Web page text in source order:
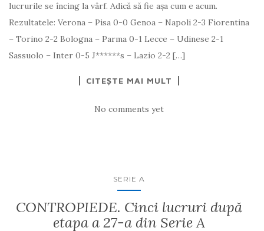
lucrurile se încing la vârf. Adică să fie așa cum e acum.
Rezultatele: Verona – Pisa 0-0 Genoa – Napoli 2-3 Fiorentina
– Torino 2-2 Bologna – Parma 0-1 Lecce – Udinese 2-1
Sassuolo – Inter 0-5 J******s – Lazio 2-2 […]
CITEȘTE MAI MULT
No comments yet
SERIE A
CONTROPIEDE. Cinci lucruri după
etapa a 27-a din Serie A